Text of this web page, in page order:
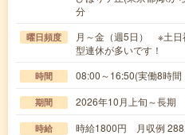
分
曜日頻度
月～金（週5日） ※土
型連休が多いです！
時間 08:00～16:50(実働8時
期間 2026年10月上旬～長期
時給 時給1800円 月収例